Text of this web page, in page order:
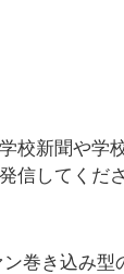
校新聞や学
信してくだ
巻き込み型